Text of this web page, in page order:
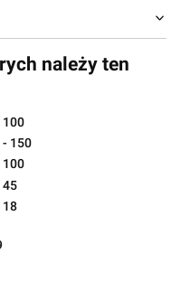
należy ten
100
- 150
100
45
18